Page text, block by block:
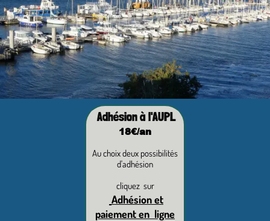
Adhésion à l'AUPL
18€/an
Au choix deux possibilités
d'adhésion
cliquez sur
Adhésion et
paiement en ligne